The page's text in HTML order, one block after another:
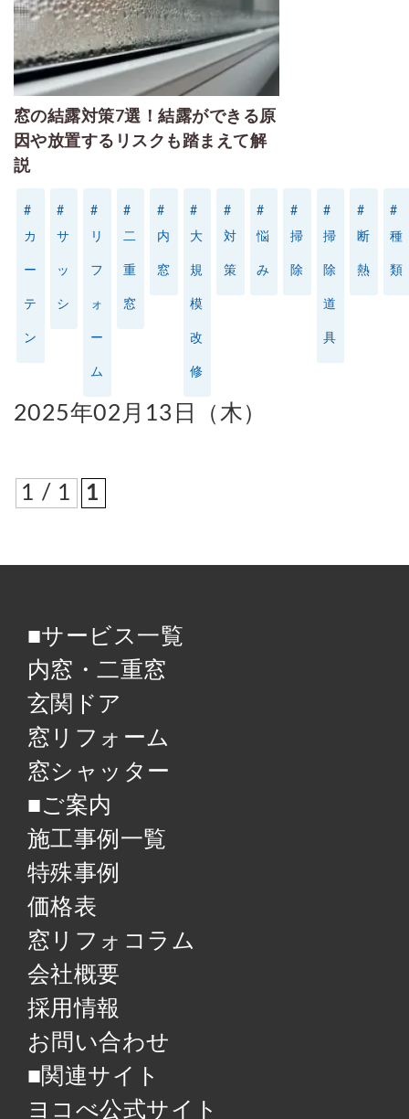
会社概要
採用情報
お問い合わせ
窓の結露対策7選！結露ができる原
因や放置するリスクも踏まえて解
説
#
カ
ー
テ
ン
#
サ
ッ
シ
#
リ
フ
ォ
ー
ム
#
二
重
窓
#
内
窓
#
大
規
模
改
修
#
対
策
#
悩
み
#
掃
除
#
掃
除
道
具
#
断
熱
#
種
類
2025年02月13日（木）
1 / 1 1
■サービス一覧
内窓・二重窓
玄関ドア
窓リフォーム
窓シャッター
■ご案内
施工事例一覧
特殊事例
価格表
窓リフォコラム
会社概要
採用情報
お問い合わせ
■関連サイト
ヨコべ公式サイト